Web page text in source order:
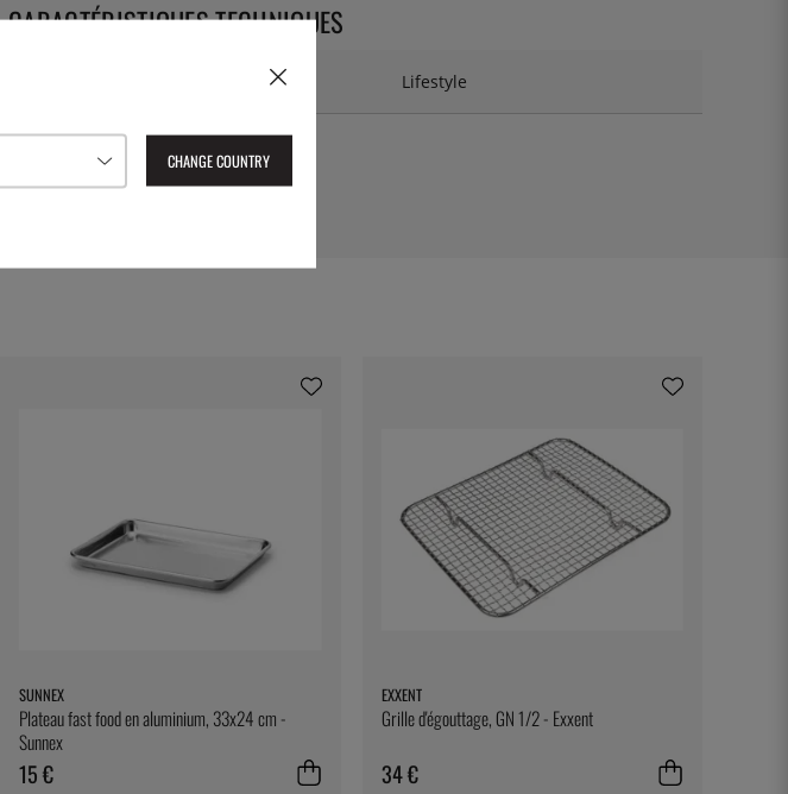
CARACTÉRISTIQUES TECHNIQUES
Lifestyle
8590453735878
SUNNEX
Plateau fast food en aluminium, 33x24 cm -
Sunnex
15 €
EXXENT
Grille d'égouttage, GN 1/2 - Exxent
34 €
CHANGE COUNTRY